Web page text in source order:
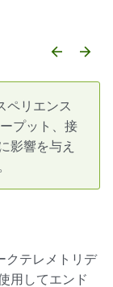
arrow_backward arrow_forward
ペリエンス
プット、接
影響を与え
クテレメトリデ
用してエンド